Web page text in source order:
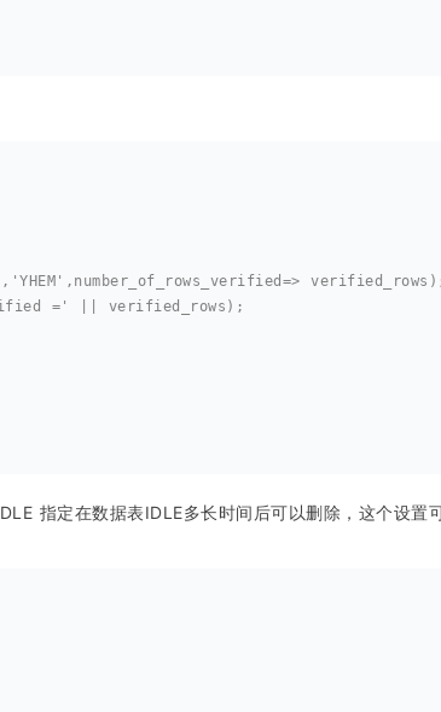
verified =' || verified_rows);
指定在数据表IDLE多长时间后可以删除，这个设置